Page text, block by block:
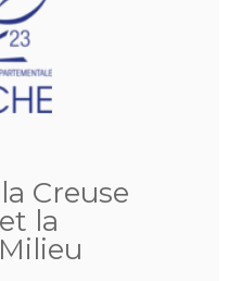
Creuse
la